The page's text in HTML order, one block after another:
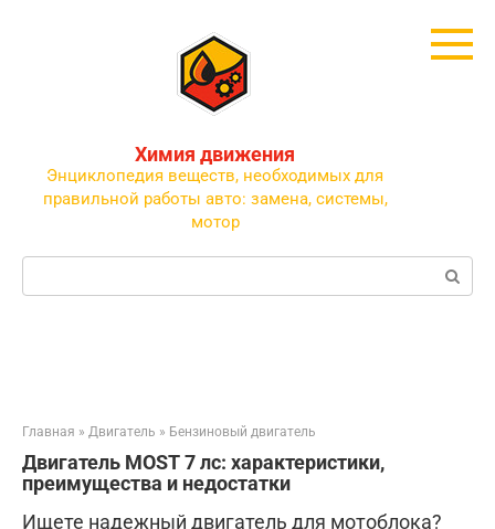
Химия движения
Энциклопедия веществ, необходимых для
правильной работы авто: замена, системы,
мотор
Поиск:
Главная » Двигатель » Бензиновый двигатель
Двигатель MOST 7 лс: характеристики,
преимущества и недостатки
Ищете надежный двигатель для мотоблока?